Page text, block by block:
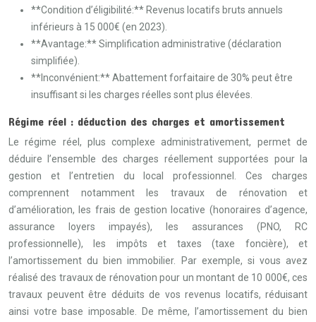
**Condition d’éligibilité:** Revenus locatifs bruts annuels
inférieurs à 15 000€ (en 2023).
**Avantage:** Simplification administrative (déclaration
simplifiée).
**Inconvénient:** Abattement forfaitaire de 30% peut être
insuffisant si les charges réelles sont plus élevées.
Régime réel : déduction des charges et amortissement
Le régime réel, plus complexe administrativement, permet de
déduire l’ensemble des charges réellement supportées pour la
gestion et l’entretien du local professionnel. Ces charges
comprennent notamment les travaux de rénovation et
d’amélioration, les frais de gestion locative (honoraires d’agence,
assurance loyers impayés), les assurances (PNO, RC
professionnelle), les impôts et taxes (taxe foncière), et
l’amortissement du bien immobilier. Par exemple, si vous avez
réalisé des travaux de rénovation pour un montant de 10 000€, ces
travaux peuvent être déduits de vos revenus locatifs, réduisant
ainsi votre base imposable. De même, l’amortissement du bien